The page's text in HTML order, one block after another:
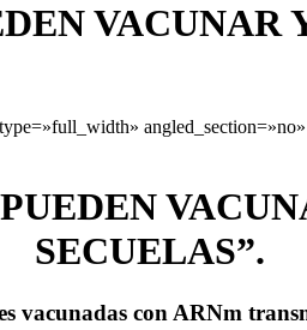
VACUNAR
SECUELAS”.
vacunadas con ARNm